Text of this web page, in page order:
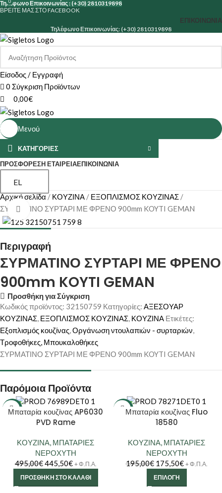
Τηλέφωνο Επικοινωνίας : (+30) 2810319898
ΒΡΕΙΤΕ ΜΑΣ ΣΤΟ FACEBOOK
ΕΠΙΚΟΙΝΩΝΊΑ
Τηλέφωνο Επικοινωνίας: (+30) 2810319898
Είσοδος / Εγγραφή
0 Σύγκριση Προϊόντων
0
0,00€
Μενού
ΚΑΤΗΓΟΡΙΕΣ
ΠΡΟΣΦΟΡΕΣΗ ΕΤΑΙΡΕΊΑΕΠΙΚΟΙΝΩΝΊΑ
EL
Αρχική σελίδα ΚΟΥΖΙΝΑ
ΕΞΟΠΛΙΣΜΟΣ ΚΟΥΖΙΝΑΣ
ΣΥΡΜΑΤΙΝΟ ΣΥΡΤΑΡΙ ΜΕ ΦΡΕΝΟ 900mm KOYTI GEMAN
Κάντε κλικ για μεγέθυνση
Περιγραφή
ΣΥΡΜΑΤΙΝΟ ΣΥΡΤΑΡΙ ΜΕ ΦΡΕΝΟ
900mm KOYTI GEMAN
Προσθήκη για Σύγκριση
Κωδικός προϊόντος: 32150759 Κατηγορίες: ΑΞΕΣΟΥΑΡ
ΚΟΥΖΙΝΑΣ, ΕΞΟΠΛΙΣΜΟΣ ΚΟΥΖΙΝΑΣ, ΚΟΥΖΙΝΑ Ετικέτες:
Εξοπλισμός κουζίνας,Οργάνωση ντουλαπιών - συρταριών,
Τροφοθήκες, Μπουκαλοθήκες
ΣΥΡΜΑΤΙΝΟ ΣΥΡΤΑΡΙ ΜΕ ΦΡΕΝΟ 900mm KOYTI GEMAN
Παρόμοια Προϊόντα
-10%
Μπαταρία κουζίνας AP6030
PVD Rame
ΚΟΥΖΙΝΑ ΜΠΑΤΑΡΙΕΣ
ΝΕΡΟΧΥΤΗ
495,00€445,50€ + Φ.Π.Α.
ΠΡΟΣΘΉΚΗ ΣΤΟ ΚΑΛΆΘΙ
-10%Μπαταρία κουζίνας Fluo
18580
ΚΟΥΖΙΝΑ ΜΠΑΤΑΡΙΕΣ
ΝΕΡΟΧΥΤΗ
195,00€ 175,50€ + Φ.Π.Α.
ΕΠΙΛΟΓΉ